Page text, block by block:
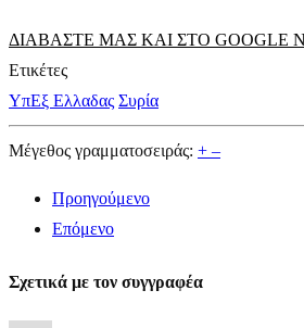
ΔΙΑΒΑΣΤΕ ΜΑΣ ΚΑΙ ΣΤΟ GOOGLE
Ετικέτες
ΥπΕξ Ελλαδας Συρία
Μέγεθος γραμματοσειράς: + –
Προηγούμενο
Επόμενο
Σχετικά με τον συγγραφέα